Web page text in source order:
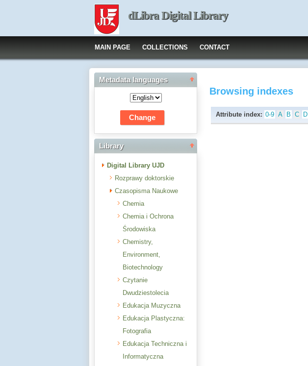
dLibra Digital Library
MAIN PAGE COLLECTIONS CONTACT
Metadata languages
Library
Digital Library UJD
Rozprawy doktorskie
Czasopisma Naukowe
Chemia
Chemia i Ochrona
Środowiska
Chemistry,
Environment,
Biotechnology
Czytanie
Dwudziestolecia
Edukacja Muzyczna
Edukacja Plastyczna:
Fotografia
Edukacja Techniczna i
Informatyczna
Browsing indexes
Attribute index: 0-9 A B C D